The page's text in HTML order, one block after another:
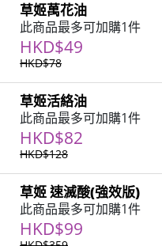
草姬萬花油
此商品最多可加購1件
HKD$49
HKD$78
草姬活絡油
此商品最多可加購1件
HKD$82
HKD$128
草姬 速滅酸(強效版)
此商品最多可加購1件
HKD$99